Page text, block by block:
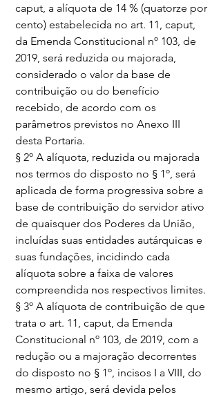
caput, a alíquota de 14 % (quatorze por
cento) estabelecida no art. 11, caput,
da Emenda Constitucional nº 103, de
2019, será reduzida ou majorada,
considerado o valor da base de
contribuição ou do benefício
recebido, de acordo com os
parâmetros previstos no Anexo III
desta Portaria.
§ 2º A alíquota, reduzida ou majorada
nos termos do disposto no § 1º, será
aplicada de forma progressiva sobre a
base de contribuição do servidor ativo
de quaisquer dos Poderes da União,
incluídas suas entidades autárquicas e
suas fundações, incidindo cada
alíquota sobre a faixa de valores
compreendida nos respectivos limites.
§ 3º A alíquota de contribuição de que
trata o art. 11, caput, da Emenda
Constitucional nº 103, de 2019, com a
redução ou a majoração decorrentes
do disposto no § 1º, incisos I a VIII, do
mesmo artigo, será devida pelos